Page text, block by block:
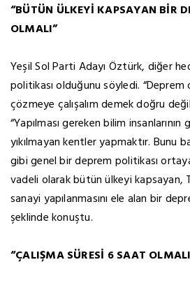
“BÜTÜN ÜLKEYİ KAPSAYAN BİR
OLMALI”
Yeşil Sol Parti Adayı Öztürk, diğer
politikası olduğunu söyledi.
çözmeye çalışalım demek doğru
“Yapılması gereken bilim
yıkılmayan kentler yapmaktır. Bunu
gibi genel bir deprem politikası
vadeli olarak bütün ülkeyi kapsayan,
sanayi yapılanmasını ele alan bir
şeklinde konuştu.
“ÇALIŞMA SÜRESİ 6 SAAT